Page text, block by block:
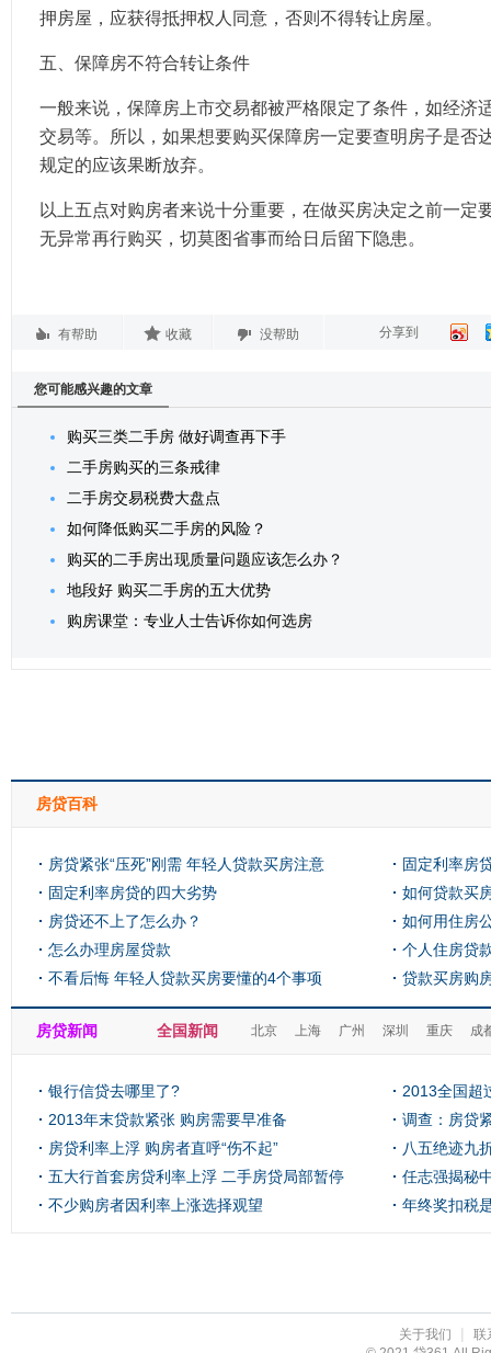
押房屋，应获得抵押权人同意，否则不得转让房屋。
五、保障房不符合转让条件
一般来说，保障房上市交易都被严格限定了条件，如经济
交易等。所以，如果想要购买保障房一定要查明房子是否
规定的应该果断放弃。
以上五点对购房者来说十分重要，在做买房决定之前一定
无异常再行购买，切莫图省事而给日后留下隐患。
有帮助 收藏 没帮助 分享到
您可能感兴趣的文章
购买三类二手房 做好调查再下手
二手房购买的三条戒律
二手房交易税费大盘点
如何降低购买二手房的风险？
购买的二手房出现质量问题应该怎么办？
地段好 购买二手房的五大优势
购房课堂：专业人士告诉你如何选房
房贷百科
房贷紧张“压死”刚需 年轻人贷款买房注意
啥？
固定利率房贷的四大劣势
房贷还不上了怎么办？
怎么办理房屋贷款
不看后悔 年轻人贷款买房要懂的4个事项
固定利率房
如何贷款买
如何用住房
个人住房贷
贷款买房购
房贷新闻 全国新闻 北京 上海 广州 深圳 重庆 成
银行信贷去哪里了?
2013年末贷款紧张 购房需要早准备
房贷利率上浮 购房者直呼“伤不起”
五大行首套房贷利率上浮 二手房贷局部暂停
不少购房者因利率上涨选择观望
2013全国超
71亿
调查：房贷
比最高
八五绝迹九
任志强揭秘
年终奖扣税
关于我们 |
联